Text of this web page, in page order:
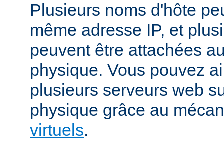
Plusieurs noms d'hôte
même adresse IP, et
peuvent être attachées
physique. Vous pouvez
plusieurs serveurs web
physique grâce au
virtuels.